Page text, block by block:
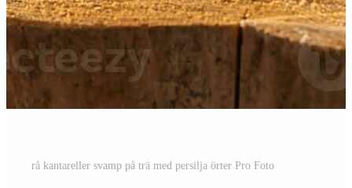
rå kantareller svamp på trä med persilja örter Pro Foto